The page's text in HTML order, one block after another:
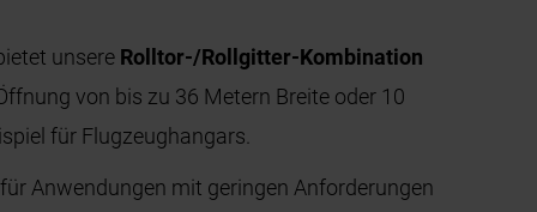
unsere Rolltor-/Rollgitter-Kombination
von bis zu 36 Metern Breite oder 10
für Flugzeughangars.
Anwendungen mit geringen Anforderungen